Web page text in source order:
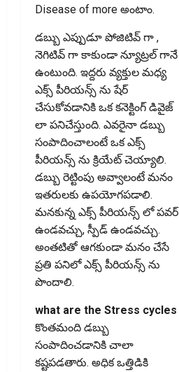
Disease of more అంటాం.
డబ్బు ఎప్పుడూ పోజిటివ్‌ గా ,
నెగిటివ్ గా కాకుండా న్యూట్రల్ గానే
ఉంటుంది. ఇద్దరు వ్యక్తుల మధ్య
ఎక్స్ పీరియన్స్ ను షేర్
చేసుకోవడానికి ఒక కనెక్టింగ్ డివైజ్
లా పనిచేస్తుంది. ఎవరైనా డబ్బు
సంపాదించాలంటే ఒక ఎక్స్
పీరియన్స్ ను క్రియేట్ చెయ్యాలి.
డబ్బు రెట్టింపు అవ్వాలంటే మనం
ఇతరులకు ఉపయోగపడాలి.
మనకున్న‌ ఎక్స్ పీరియన్స్ లో పవర్
ఉండవచ్చు, స్పీడ్ ఉండవచ్చు.
అంత‌టితో ఆగ‌కుండా మనం చేసే
ప్రతి పనిలో ఎక్స్ పీరియన్స్ ను
పొందాలి.
what are the Stress cycles
కొంతమంది డబ్బు
సంపాదించడానికి చాలా
కష్టపడతారు. అధిక ఒత్తిడికి